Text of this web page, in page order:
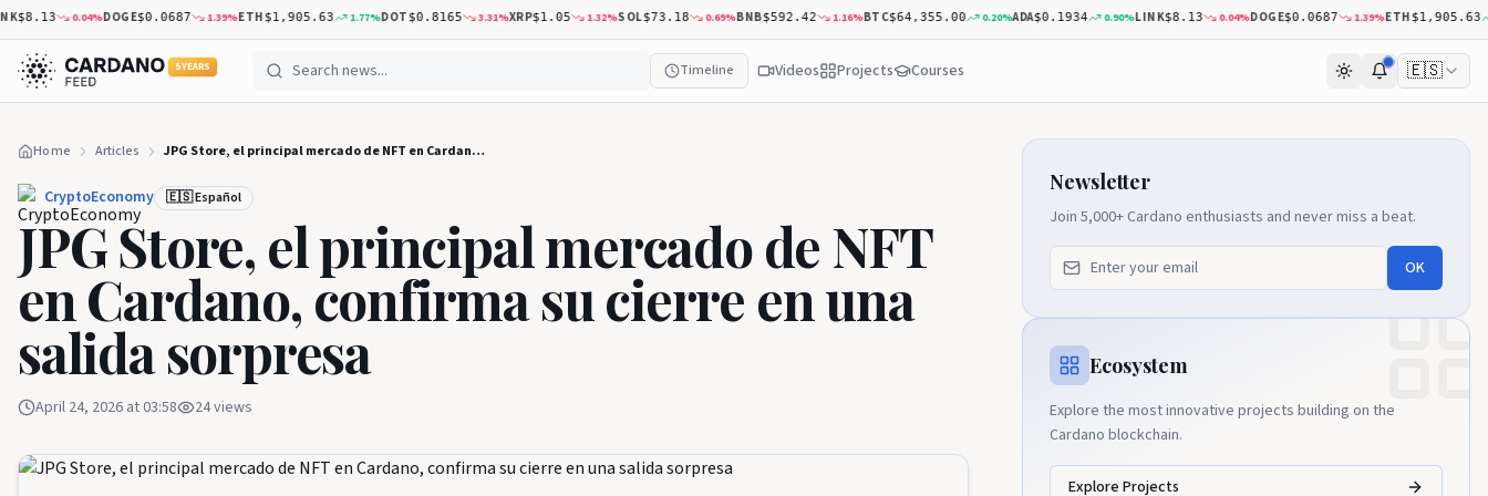
0.04%DOGE$0.0687 1.39%ETH$1,905.63 1.77%DOT$0.8165 3.31%XRP$1.05 1.32%SOL$73.18 0.69%BNB$592.42 1.16%BTC$64,355.00 0.20%ADA$0.1934 0.90%LINK$8.13 0.04%DOGE$0.0687 1.39%ETH$1,905.63
5 YEARS Timeline Videos Projects Courses 🇪🇸
Home Articles JPG Store, el principal mercado de NFT en Cardano, confirma su cierre en una salida sorpresa
CryptoEconomy 🇪🇸 Español
JPG Store, el principal mercado de NFT
en Cardano, confirma su cierre en una
salida sorpresa
April 24, 2026 at 03:58 24views
Newsletter
Join 5,000+ Cardano enthusiasts and never miss a beat.
OK
Ecosystem
Explore the most innovative projects building on the
Cardano blockchain.
Explore Projects